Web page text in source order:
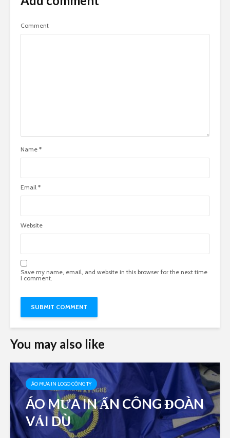
Comment
Name *
Email *
Website
Save my name, email, and website in this browser for the next time
I comment.
You may also like
ÁO MƯA IN LOGO CÔNG TY
ÁO MƯA IN ẤN CÔNG ĐOÀN
VẢI DÙ